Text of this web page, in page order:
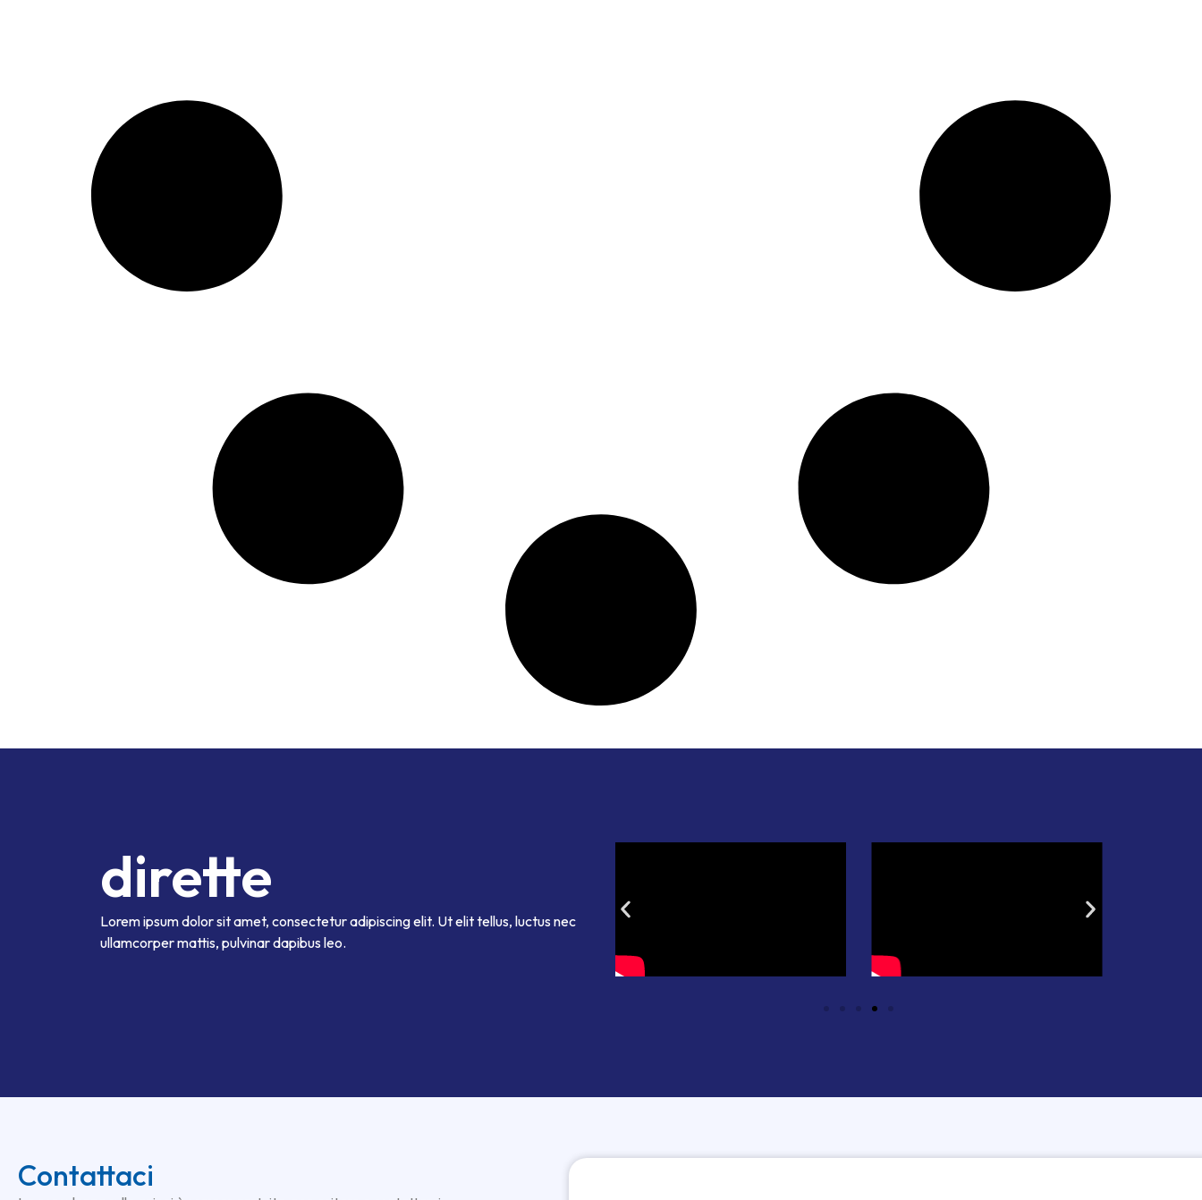
dirette
Lorem ipsum dolor sit amet, consectetur adipiscing elit. Ut elit tellus, luctus nec
ullamcorper mattis, pulvinar dapibus leo.
Contattaci